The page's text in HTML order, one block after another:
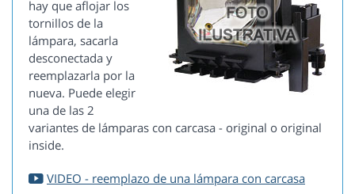
hay que aflojar los
tornillos de la
lámpara, sacarla
desconectada y
reemplazarla por la
nueva. Puede elegir
una de las 2
variantes de lámparas con carcasa - original o original
inside.
VIDEO - reemplazo de una lámpara con carcasa